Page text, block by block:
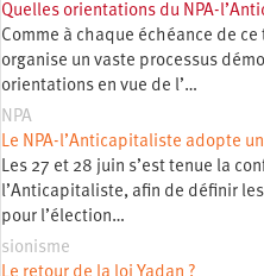
Quelles orientations du NPA-
Comme à chaque échéance de
organise un vaste processus
orientations en vue de l’…
NPA
Le NPA-l’Anticapitaliste adopte
Les 27 et 28 juin s’est tenue la
l’Anticapitaliste, afin de définir
pour l’élection…
sionisme